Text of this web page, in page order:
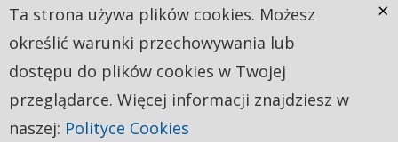
Ta strona używa plików cookies. Możesz
określić warunki przechowywania lub
dostępu do plików cookies w Twojej
przeglądarce. Więcej informacji znajdziesz w
naszej: Polityce Cookies
×